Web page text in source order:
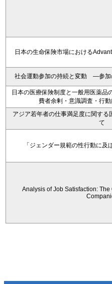
日本の生命保険市場における
社会運動参加の持続と変動 ―参
日本の医療保険制度と一般用医薬品
費者余剰・意識調査・行
アジア若年者の仕事満足度に関する
て
「ジェンダー規範の性行動に及
Analysis of Job Satisfaction: